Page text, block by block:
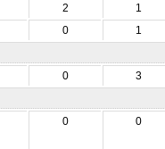
2
1
0
1
0
3
0 0